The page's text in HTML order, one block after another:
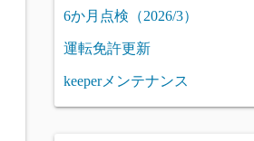
6か月点検（2026/3）
運転免許更新
keeperメンテナンス